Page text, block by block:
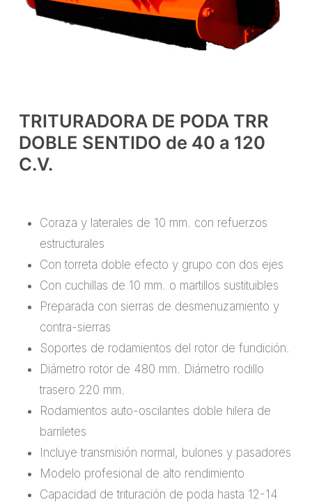
TRITURADORA DE PODA TRR
DOBLE SENTIDO de 40 a 120
C.V.
Coraza y laterales de 10 mm. con refuerzos
estructurales
Con torreta doble efecto y grupo con dos ejes
Con cuchillas de 10 mm. o martillos sustituibles
Preparada con sierras de desmenuzamiento y
contra-sierras
Soportes de rodamientos del rotor de fundición.
Diámetro rotor de 480 mm. Diámetro rodillo
trasero 220 mm.
Rodamientos auto-oscilantes doble hilera de
barriletes
Incluye transmisión normal, bulones y pasadores
Modelo profesional de alto rendimiento
Capacidad de trituración de poda hasta 12-14